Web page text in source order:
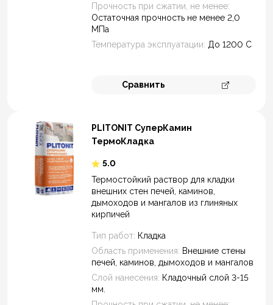
Теплый пол
Да
Закрыть
Прочность при сжатии, не менее:
Остаточная прочность не менее 2,0
МПа
Температура эксплуатации: До 1200 С
Сравнить
Перейти к
PLITONIT СуперКамин
ТермоКладка
5.0
Термостойкий раствор для кладки
внешних стен печей, каминов,
дымоходов и мангалов из глиняных
кирпичей
Тип работ: Кладка
Область применения: Внешние стены
печей, каминов, дымоходов и мангалов
Слой нанесения: Кладочный слой 3-15
мм.